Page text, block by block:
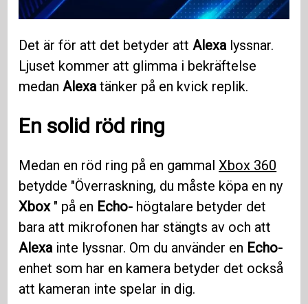
Det är för att det betyder att Alexa lyssnar.
Ljuset kommer att glimma i bekräftelse
medan Alexa tänker på en kvick replik.
En solid röd ring
Medan en röd ring på en gammal Xbox 360
betydde "Överraskning, du måste köpa en ny
Xbox" på en Echo- högtalare betyder det
bara att mikrofonen har stängts av och att
Alexa inte lyssnar. Om du använder en Echo-
enhet som har en kamera betyder det också
att kameran inte spelar in dig.